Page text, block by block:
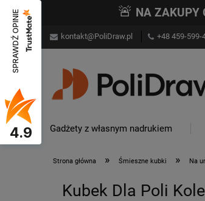
🚨 NA ZAKUPY
kontakt@PoliDraw.pl +48 459-599-
Gadżety z własnym nadrukiem
Strona główna » Śmieszne kubki » Na
Kubek Dla Poli
SPRAWDŹ OPINIE
4.9